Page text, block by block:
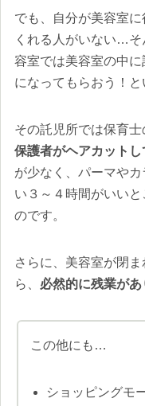
でも、自分が美容室
くれる人がいない…そ
容室では美容室の中
になってもらおう！と
その託児所では保育士
保護者がヘアカット
が少なく、パーマや
い３～４時間がいい
のです。
さらに、美容室が閉
ら、 必然的に残業があ
この他にも…
ショッピングモ